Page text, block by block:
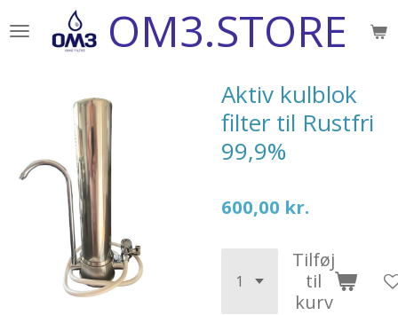
til
OM3.STORE
Aktiv kulblok
filter til Rustfri
99,9%
600,00 kr.
Tilføj
til
kurv